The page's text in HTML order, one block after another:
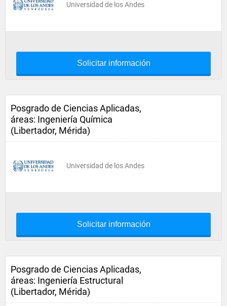
Universidad de los Andes
Solicitar información
Posgrado de Ciencias Aplicadas,
áreas: Ingeniería Química
(Libertador, Mérida)
Universidad de los Andes
Solicitar información
Posgrado de Ciencias Aplicadas,
áreas: Ingeniería Estructural
(Libertador, Mérida)